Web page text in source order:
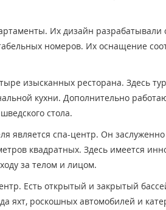
Их дизайн
номеров. Их оснащение
изысканных ресторана. Здесь
кухни. Дополнительно
стола.
является спа-центр. Он
квадратных. Здесь имеется
за телом и лицом.
Есть открытый и закрытый
яхт, роскошных автомобилей и